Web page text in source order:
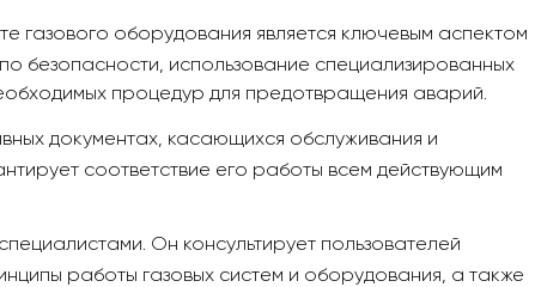
газового оборудования является ключевым аспектом
безопасности, использование специализированных
процедур для предотвращения аварий.
документах, касающихся обслуживания и
соответствие его работы всем действующим
Он консультирует пользователей
работы газовых систем и оборудования, а также